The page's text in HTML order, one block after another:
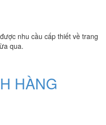
nhu cầu cấp thiết về trang
qua.
HÀNG